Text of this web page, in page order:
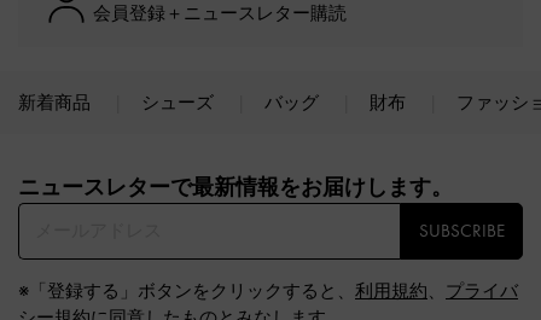
会員登録＋ニュースレター購読
新着商品 シューズ バッグ 財布 ファッシ
ニュースレターで最新情報をお届けします。​
SUBSCRIBE
※「登録する」ボタンをクリックすると、 利用規約、 プライバ